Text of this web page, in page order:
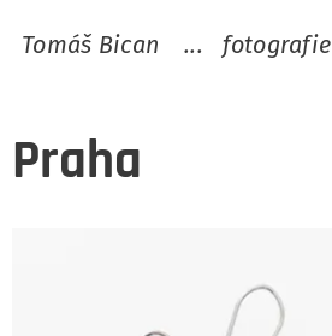
Tomáš Bican ... fotografie
Praha